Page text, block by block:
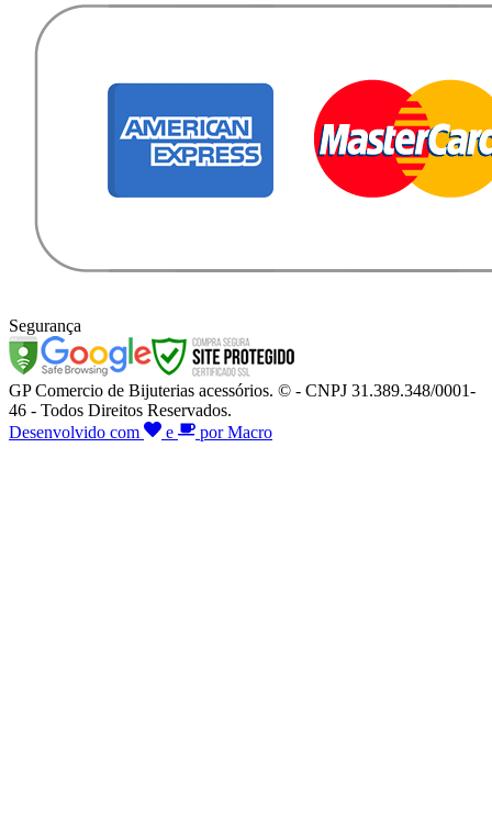
Segurança
GP Comercio de Bijuterias acessórios. © - CNPJ 31.389.348/0001-
46 - Todos Direitos Reservados.
Desenvolvido com
e por Macro